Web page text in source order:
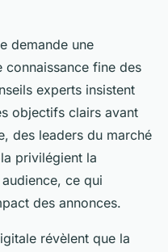
demande une
connaissance fine des
experts insistent
objectifs clairs avant
des leaders du marché
privilégient la
ce qui
des annonces.
révèlent que la